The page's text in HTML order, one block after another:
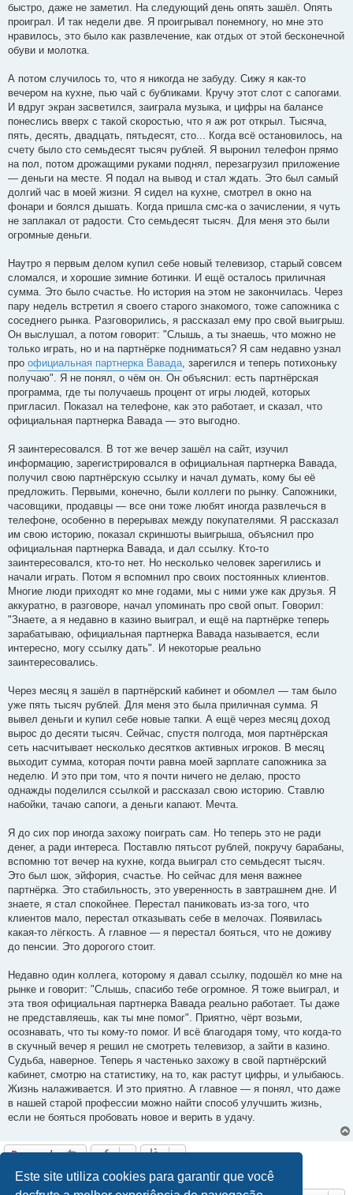
Este site utiliza cookies para garantir que você
быстро, даже не заметил. На следующий день опять зашёл. Опять
проиграл. И так недели две. Я проигрывал понемногу, но мне это
нравилось, это было как развлечение, как отдых от этой бесконечной
обуви и молотка.
А потом случилось то, что я никогда не забуду. Сижу я как-то
вечером на кухне, пью чай с бубликами. Кручу этот слот с сапогами.
И вдруг экран засветился, заиграла музыка, и цифры на балансе
понеслись вверх с такой скоростью, что я аж рот открыл. Тысяча,
пять, десять, двадцать, пятьдесят, сто... Когда всё остановилось, на
счету было сто семьдесят тысяч рублей. Я выронил телефон прямо
на пол, потом дрожащими руками поднял, перезагрузил приложение
— деньги на месте. Я подал на вывод и стал ждать. Это был самый
долгий час в моей жизни. Я сидел на кухне, смотрел в окно на
фонари и боялся дышать. Когда пришла смс-ка о зачислении, я чуть
не заплакал от радости. Сто семьдесят тысяч. Для меня это были
огромные деньги.
Наутро я первым делом купил себе новый телевизор, старый совсем
сломался, и хорошие зимние ботинки. И ещё осталось приличная
сумма. Это было счастье. Но история на этом не закончилась. Через
пару недель встретил я своего старого знакомого, тоже сапожника с
соседнего рынка. Разговорились, я рассказал ему про свой выигрыш.
Он выслушал, а потом говорит: "Слышь, а ты знаешь, что можно не
только играть, но и на партнёрке подниматься? Я сам недавно узнал
про официальная партнерка Вавада , зарегился и теперь потихоньку
получаю". Я не понял, о чём он. Он объяснил: есть партнёрская
программа, где ты получаешь процент от игры людей, которых
пригласил. Показал на телефоне, как это работает, и сказал, что
официальная партнерка Вавада — это выгодно.
Я заинтересовался. В тот же вечер зашёл на сайт, изучил
информацию, зарегистрировался в официальная партнерка Вавада,
получил свою партнёрскую ссылку и начал думать, кому бы её
предложить. Первыми, конечно, были коллеги по рынку. Сапожники,
часовщики, продавцы — все они тоже любят иногда развлечься в
телефоне, особенно в перерывах между покупателями. Я рассказал
им свою историю, показал скриншоты выигрыша, объяснил про
официальная партнерка Вавада, и дал ссылку. Кто-то
заинтересовался, кто-то нет. Но несколько человек зарегились и
начали играть. Потом я вспомнил про своих постоянных клиентов.
Многие люди приходят ко мне годами, мы с ними уже как друзья. Я
аккуратно, в разговоре, начал упоминать про свой опыт. Говорил:
"Знаете, а я недавно в казино выиграл, и ещё на партнёрке теперь
зарабатываю, официальная партнерка Вавада называется, если
интересно, могу ссылку дать". И некоторые реально
заинтересовались.
Через месяц я зашёл в партнёрский кабинет и обомлел — там было
уже пять тысяч рублей. Для меня это была приличная сумма. Я
вывел деньги и купил себе новые тапки. А ещё через месяц доход
вырос до десяти тысяч. Сейчас, спустя полгода, моя партнёрская
сеть насчитывает несколько десятков активных игроков. В месяц
выходит сумма, которая почти равна моей зарплате сапожника за
неделю. И это при том, что я почти ничего не делаю, просто
однажды поделился ссылкой и рассказал свою историю. Ставлю
набойки, тачаю сапоги, а деньги капают. Мечта.
Я до сих пор иногда захожу поиграть сам. Но теперь это не ради
денег, а ради интереса. Поставлю пятьсот рублей, покручу барабаны,
вспомню тот вечер на кухне, когда выиграл сто семьдесят тысяч.
Это был шок, эйфория, счастье. Но сейчас для меня важнее
партнёрка. Это стабильность, это уверенность в завтрашнем дне. И
знаете, я стал спокойнее. Перестал паниковать из-за того, что
клиентов мало, перестал отказывать себе в мелочах. Появилась
какая-то лёгкость. А главное — я перестал бояться, что не доживу
до пенсии. Это дорогого стоит.
Недавно один коллега, которому я давал ссылку, подошёл ко мне на
рынке и говорит: "Слышь, спасибо тебе огромное. Я тоже выиграл, и
эта твоя официальная партнерка Вавада реально работает. Ты даже
не представляешь, как ты мне помог". Приятно, чёрт возьми,
осознавать, что ты кому-то помог. И всё благодаря тому, что когда-то
в скучный вечер я решил не смотреть телевизор, а зайти в казино.
Судьба, наверное. Теперь я частенько захожу в свой партнёрский
кабинет, смотрю на статистику, на то, как растут цифры, и улыбаюсь.
Жизнь налаживается. И это приятно. А главное — я понял, что даже
в нашей старой профессии можно найти способ улучшить жизнь,
если не бояться пробовать новое и верить в удачу.
Responder
2 mensagens • Página1de1